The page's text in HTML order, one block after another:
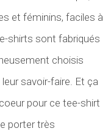
et féminins, faciles à
shirts sont fabriqués
choisis
savoir-faire. Et ça
pour ce tee-shirt
porter très